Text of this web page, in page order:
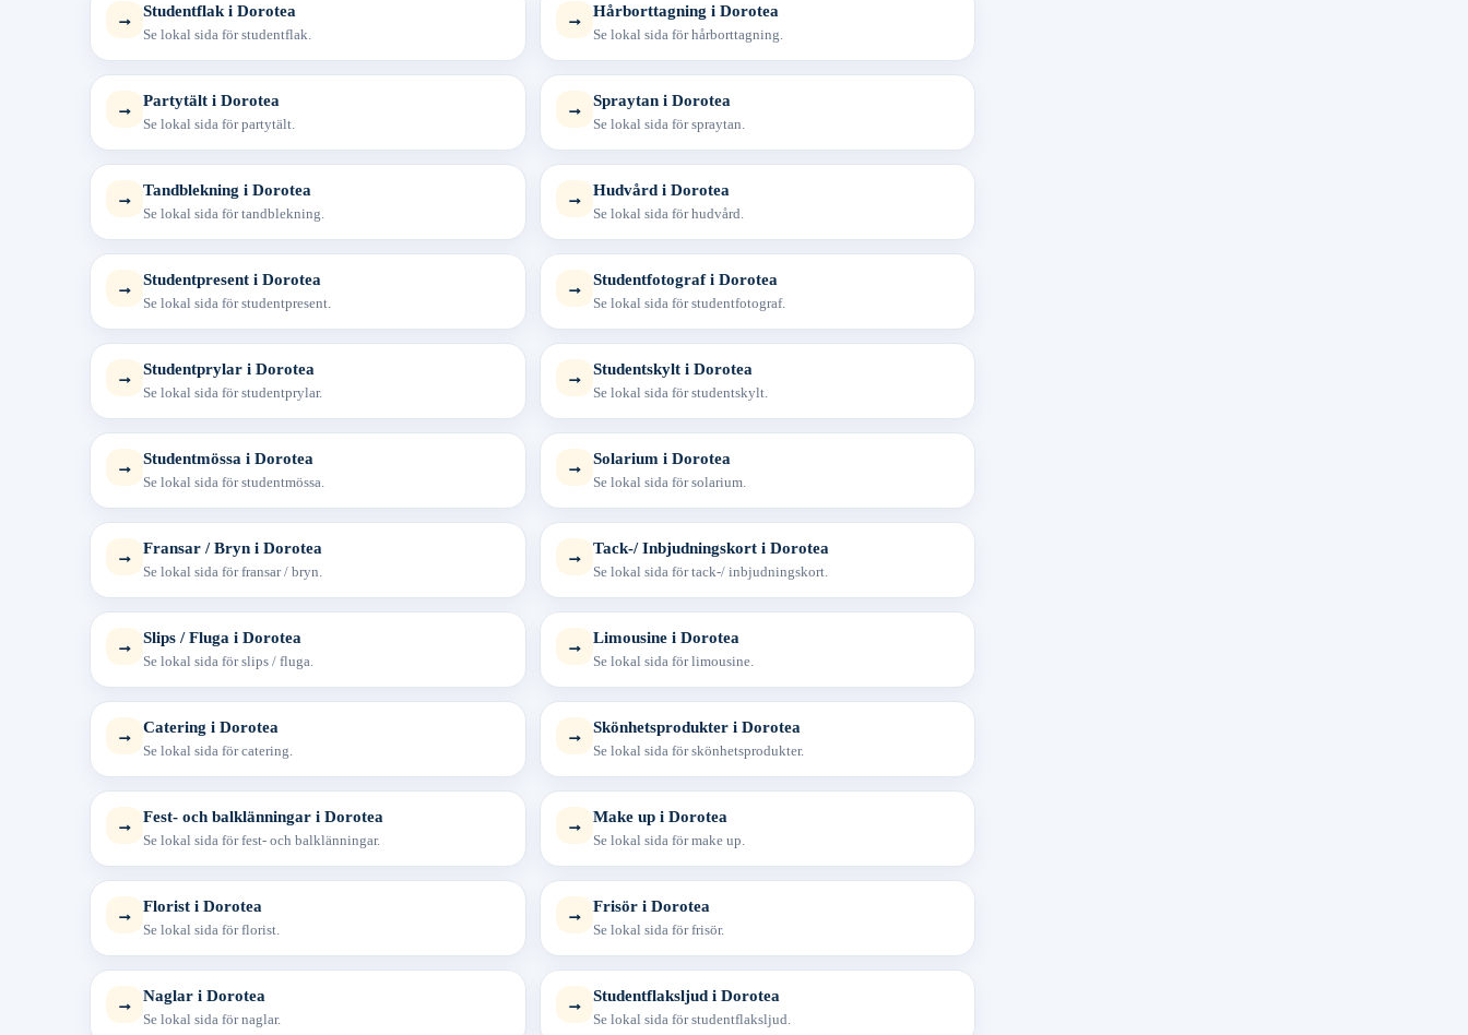
→ Studentflak i Dorotea
Se lokal sida för studentflak.
→ Hårborttagning i Dorotea
Se lokal sida för hårborttagning.
→ Partytält i Dorotea
Se lokal sida för partytält.
→ Spraytan i Dorotea
Se lokal sida för spraytan.
→ Tandblekning i Dorotea
Se lokal sida för tandblekning.
→ Hudvård i Dorotea
Se lokal sida för hudvård.
→ Studentpresent i Dorotea
Se lokal sida för studentpresent.
→ Studentfotograf i Dorotea
Se lokal sida för studentfotograf.
→ Studentprylar i Dorotea
Se lokal sida för studentprylar.
→ Studentskylt i Dorotea
Se lokal sida för studentskylt.
→ Studentmössa i Dorotea
Se lokal sida för studentmössa.
→ Solarium i Dorotea
Se lokal sida för solarium.
→ Fransar / Bryn i Dorotea
Se lokal sida för fransar / bryn.
→ Tack-/ Inbjudningskort i Dorotea
Se lokal sida för tack-/ inbjudningskort.
→ Slips / Fluga i Dorotea
Se lokal sida för slips / fluga.
→ Limousine i Dorotea
Se lokal sida för limousine.
→ Catering i Dorotea
Se lokal sida för catering.
→ Skönhetsprodukter i Dorotea
Se lokal sida för skönhetsprodukter.
→ Fest- och balklänningar i Dorotea
Se lokal sida för fest- och balklänningar.
→ Make up i Dorotea
Se lokal sida för make up.
→ Florist i Dorotea
Se lokal sida för florist.
→ Frisör i Dorotea
Se lokal sida för frisör.
→ Naglar i Dorotea
Se lokal sida för naglar.
→ Studentflaksljud i Dorotea
Se lokal sida för studentflaksljud.